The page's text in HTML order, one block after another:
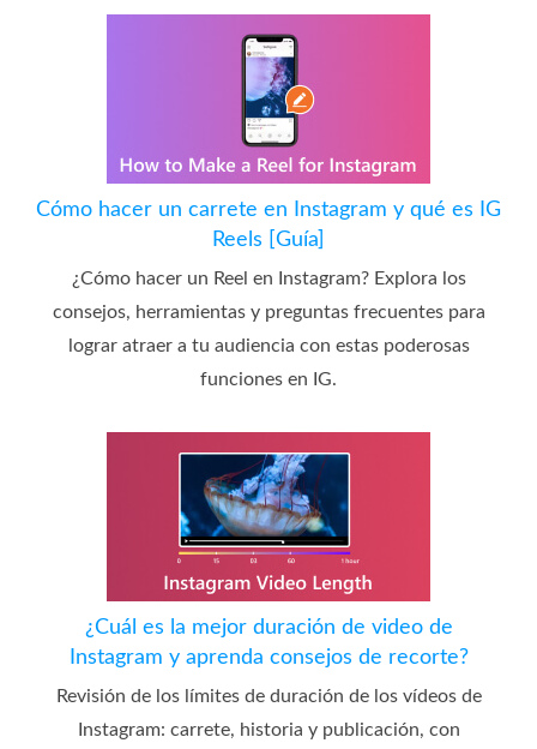
Cómo hacer un carrete en Instagram y qué es IG
Reels [Guía]
¿Cómo hacer un Reel en Instagram? Explora los
consejos, herramientas y preguntas frecuentes para
lograr atraer a tu audiencia con estas poderosas
funciones en IG.
¿Cuál es la mejor duración de video de
Instagram y aprenda consejos de recorte?
Revisión de los límites de duración de los vídeos de
Instagram: carrete, historia y publicación, con